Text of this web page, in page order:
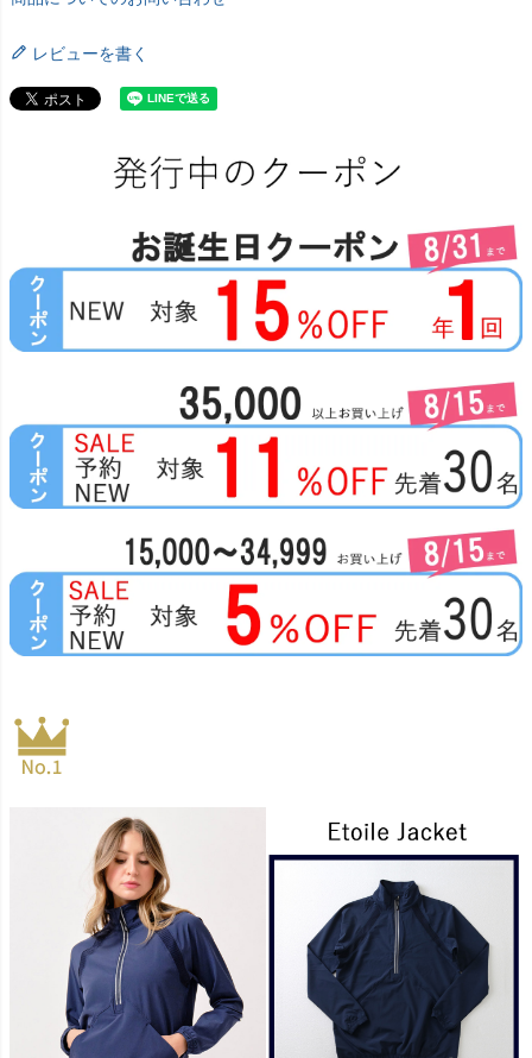
レビューを書く